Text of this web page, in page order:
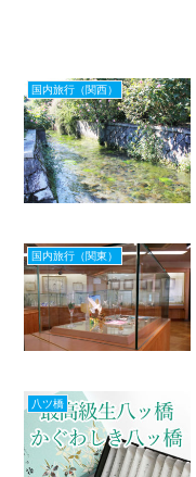
国内旅行（関西）
国内旅行（関東）
八ツ橋